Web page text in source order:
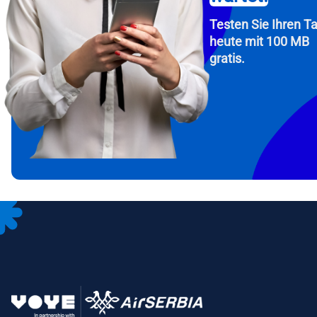
To
Then,
in
Testen Sie Ihren
heute mit 100 MB
gratis.
E-